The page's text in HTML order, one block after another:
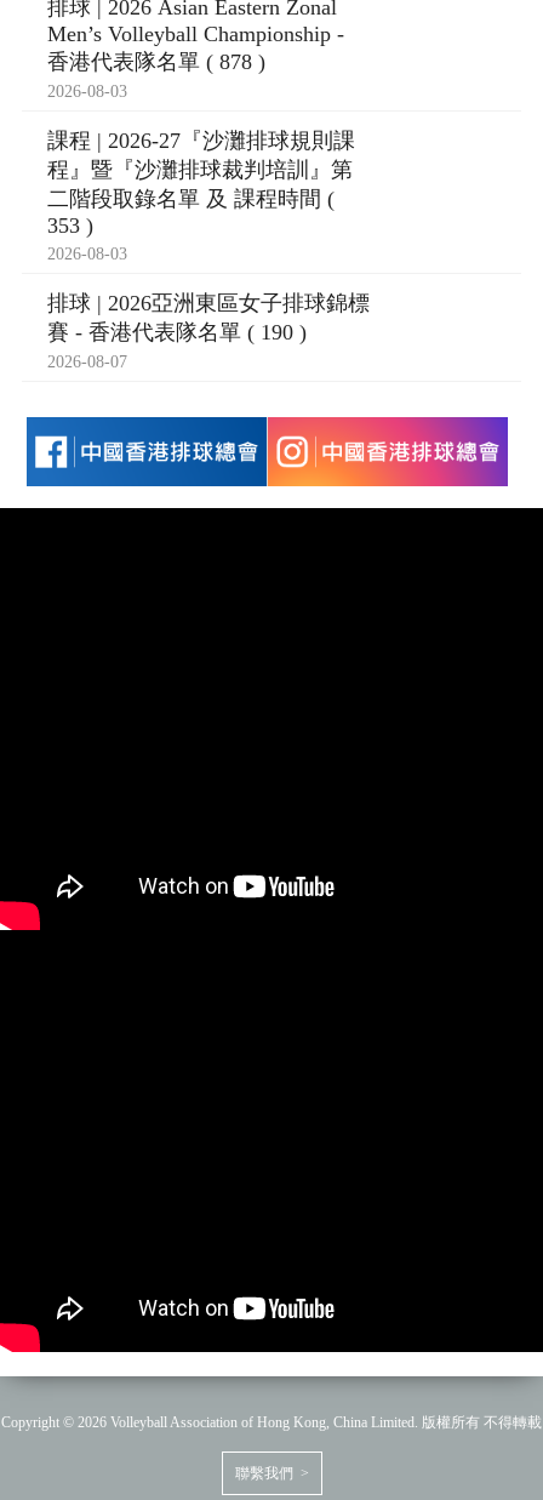
排球 | 2026 Asian Eastern Zonal
Men’s Volleyball Championship -
香港代表隊名單 ( 878 )
2026-08-03
課程 | 2026-27『沙灘排球規則課
程』暨『沙灘排球裁判培訓』第
二階段取錄名單 及 課程時間 (
353 )
2026-08-03
排球 | 2026亞洲東區女子排球錦標
賽 - 香港代表隊名單 ( 190 )
2026-08-07
Copyright © 2026 Volleyball Association of Hong Kong, China Limited. 版權所有 不得轉載
聯繫我們 >